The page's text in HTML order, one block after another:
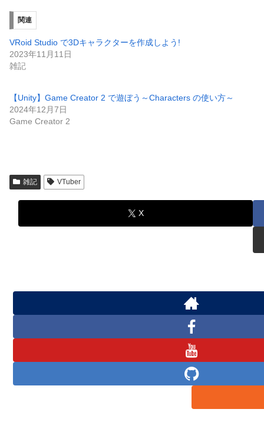
関連
VRoid Studio で3Dキャラクターを作成しよう!
2023年11月11日
雑記
【Unity】Game Creator 2 で遊ぼう～Characters の使い方～
2024年12月7日
Game Creator 2
雑記 VTuber
X